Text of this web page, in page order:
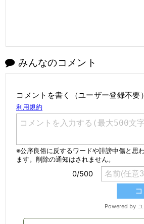
みんなのコメント
コメントを書く（ユーザー登録不要）